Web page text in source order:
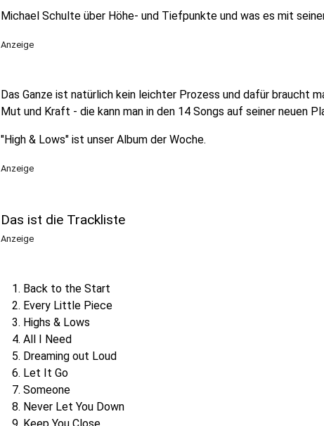
Michael Schulte über Höhe- und Tiefpunkte und was es mit
Anzeige
Das Ganze ist natürlich kein leichter Prozess und dafür braucht
Mut und Kraft - die kann man in den 14 Songs auf seiner neuen
"High & Lows" ist unser Album der Woche.
Anzeige
Das ist die Trackliste
Anzeige
Back to the Start
Every Little Piece
Highs & Lows
All I Need
Dreaming out Loud
Let It Go
Someone
Never Let You Down